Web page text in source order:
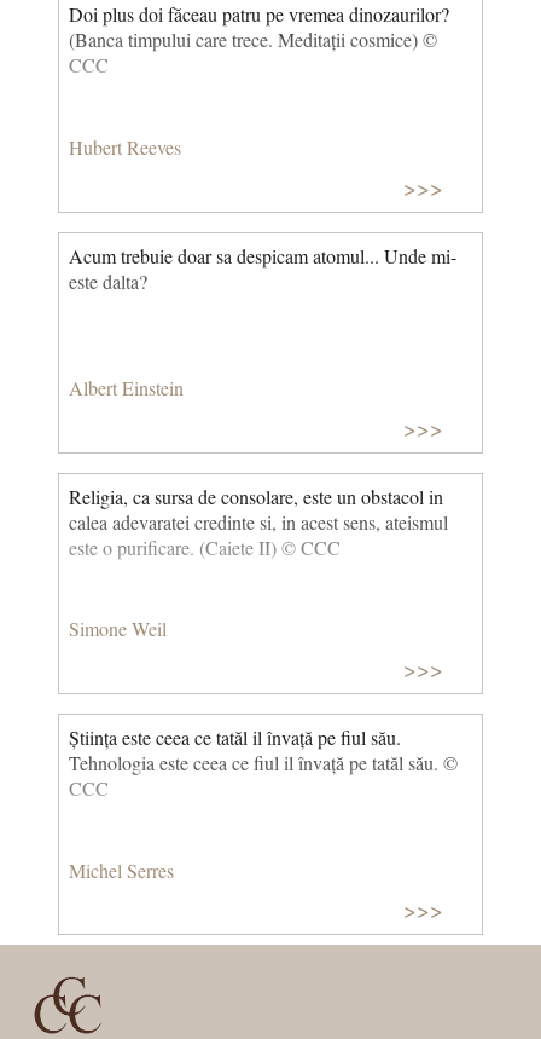
Doi plus doi făceau patru pe vremea dinozaurilor?
(Banca timpului care trece. Meditații cosmice) ©
CCC
Hubert Reeves
>>>
Acum trebuie doar sa despicam atomul... Unde mi-
este dalta?
Albert Einstein
>>>
Religia, ca sursa de consolare, este un obstacol in
calea adevaratei credinte si, in acest sens, ateismul
este o purificare. (Caiete II) © CCC
Simone Weil
>>>
Știința este ceea ce tatăl il învață pe fiul său.
Tehnologia este ceea ce fiul il învață pe tatăl său. ©
CCC
Michel Serres
>>>